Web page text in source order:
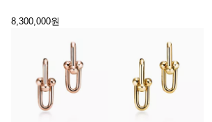
8,300,000원